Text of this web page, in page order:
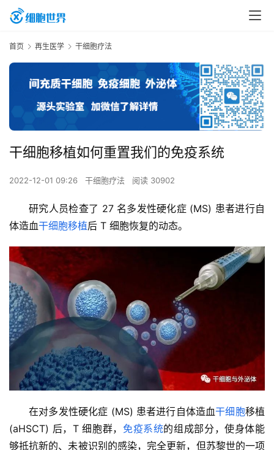
首页 再生医学 干细胞疗法
干细胞移植如何重置我们的免疫系统
2022-12-01 09:26 干细胞疗法 阅读 30902
研究人员检查了 27 名多发性硬化症 (MS) 患者进行自
体造血干细胞移植后 T 细胞恢复的动态。
在对多发性硬化症 (MS) 患者进行自体造血干细胞移植
(aHSCT) 后，T 细胞群， 免疫系统的组成部分，使身体能
够抵抗新的、未被识别的感染，完全更新，但苏黎世的一项